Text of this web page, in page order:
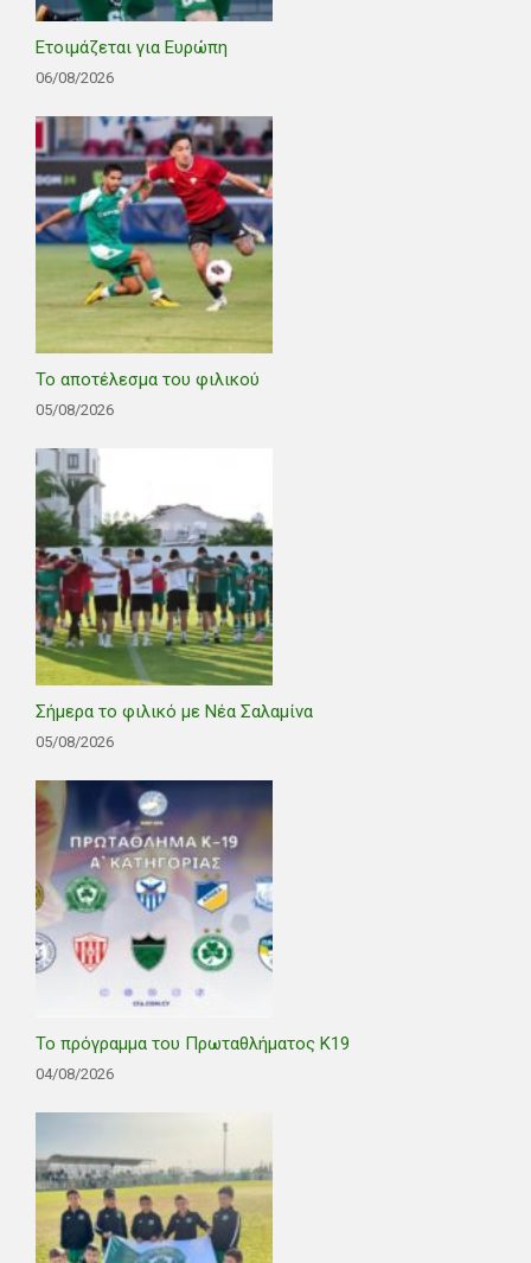
Ετοιμάζεται για Ευρώπη
06/08/2026
Το αποτέλεσμα του φιλικού
05/08/2026
Σήμερα το φιλικό με Νέα Σαλαμίνα
05/08/2026
Το πρόγραμμα του Πρωταθλήματος Κ19
04/08/2026